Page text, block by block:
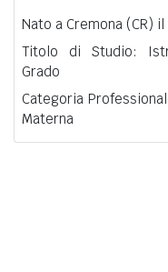
Nato a Cremona (CR) il
Titolo di Studio:
Grado
Categoria
Materna